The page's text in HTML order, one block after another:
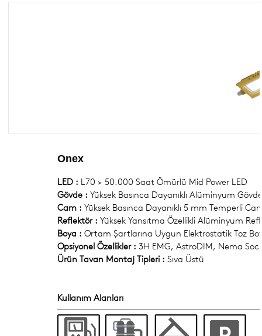
Yüksek Tavan Armatürler
Onex
LED : L70 > 50.000 Saat Ömürlü Mid Power LED
Gövde : Yüksek Basınca Dayanıklı Alüminyum Gövde
Cam : Yüksek Basınca Dayanıklı 5 mm Temperli
Reflektör : Yüksek Yansıtma Özellikli Alüminyum
Boya : Ortam Şartlarına Uygun Elektrostatik Toz
Opsiyonel Özellikler : 3H EMG, AstroDIM, Nema
Ürün Tavan Montaj Tipleri : Sıva Üstü
Kullanım Alanları